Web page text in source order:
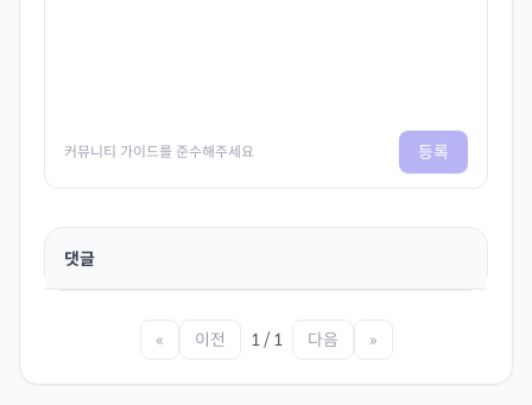
커뮤니티 가이드를 준수해주세요 등록
댓글
« 이전 1 / 1 다음 »